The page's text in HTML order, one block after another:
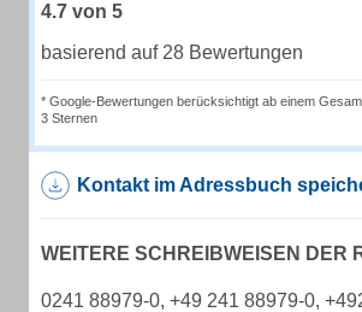
4.7 von 5
basierend auf 28 Bewertungen
* Google-Bewertungen berücksichtigt ab einem
3 Sternen
Kontakt im Adressbuch
WEITERE SCHREIBWEISEN DER
0241 88979-0, +49 241 88979-0,